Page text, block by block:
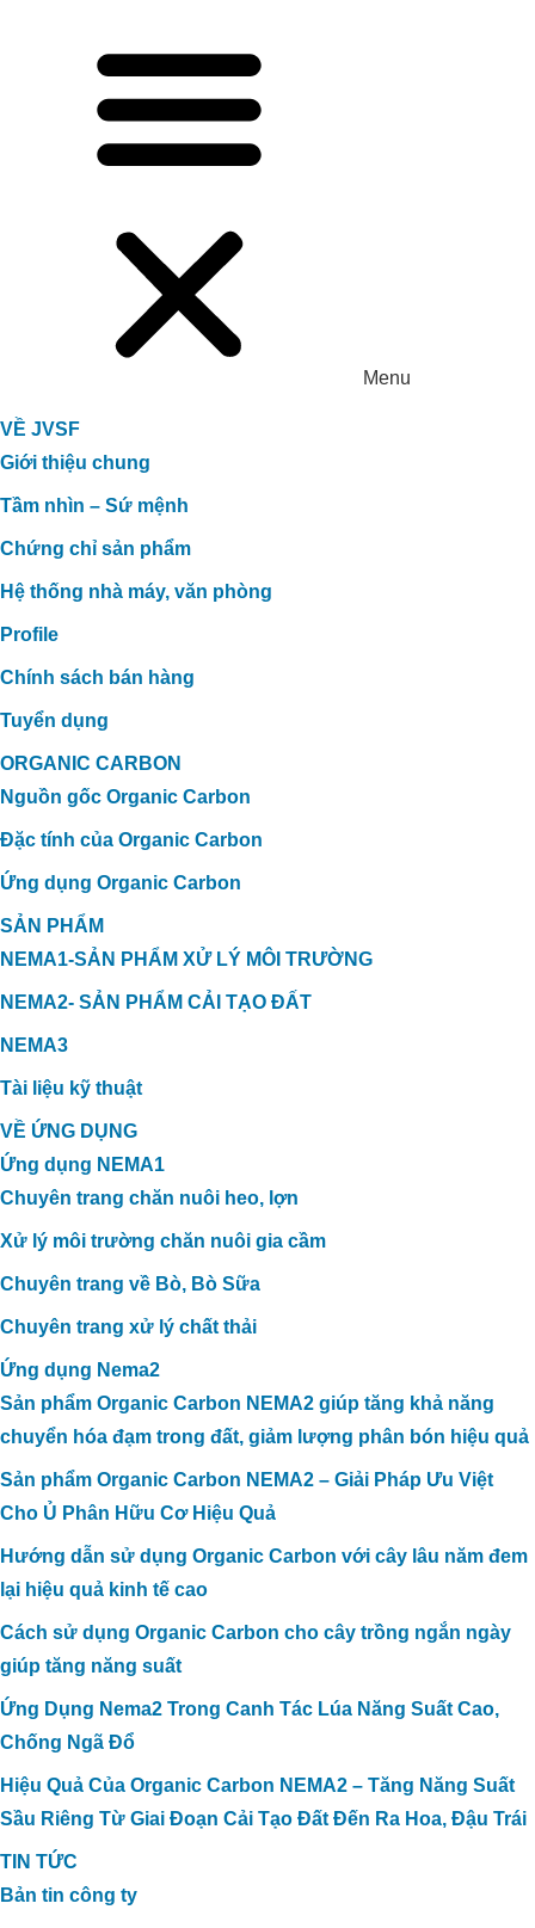
Menu
VỀ JVSF
Giới thiệu chung
Tầm nhìn – Sứ mệnh
Chứng chỉ sản phẩm
Hệ thống nhà máy, văn phòng
Profile
Chính sách bán hàng
Tuyển dụng
ORGANIC CARBON
Nguồn gốc Organic Carbon
Đặc tính của Organic Carbon
Ứng dụng Organic Carbon
SẢN PHẨM
NEMA1-SẢN PHẨM XỬ LÝ MÔI TRƯỜNG
NEMA2- SẢN PHẨM CẢI TẠO ĐẤT
NEMA3
Tài liệu kỹ thuật
VỀ ỨNG DỤNG
Ứng dụng NEMA1
Chuyên trang chăn nuôi heo, lợn
Xử lý môi trường chăn nuôi gia cầm
Chuyên trang về Bò, Bò Sữa
Chuyên trang xử lý chất thải
Ứng dụng Nema2
Sản phẩm Organic Carbon NEMA2 giúp tăng khả năng
chuyển hóa đạm trong đất, giảm lượng phân bón hiệu quả
Sản phẩm Organic Carbon NEMA2 – Giải Pháp Ưu Việt
Cho Ủ Phân Hữu Cơ Hiệu Quả
Hướng dẫn sử dụng Organic Carbon với cây lâu năm đem
lại hiệu quả kinh tế cao
Cách sử dụng Organic Carbon cho cây trồng ngắn ngày
giúp tăng năng suất
Ứng Dụng Nema2 Trong Canh Tác Lúa Năng Suất Cao,
Chống Ngã Đổ
Hiệu Quả Của Organic Carbon NEMA2 – Tăng Năng Suất
Sầu Riêng Từ Giai Đoạn Cải Tạo Đất Đến Ra Hoa, Đậu Trái
TIN TỨC
Bản tin công ty